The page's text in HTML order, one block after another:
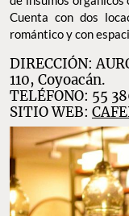
Cuenta con dos
romántico y con
DIRECCIÓN:
110, Coyoacán.
TELÉFONO: 55
SITIO WEB: